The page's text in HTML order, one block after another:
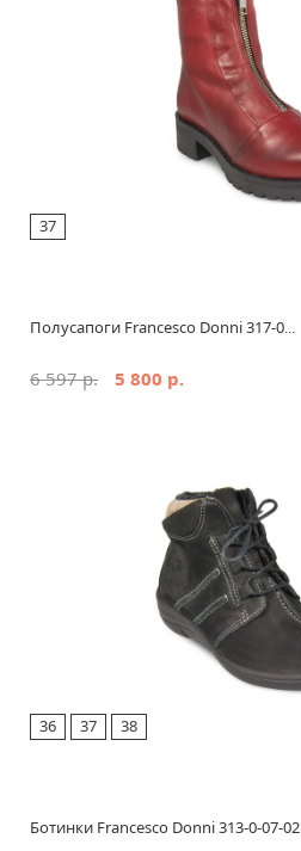
37
Полусапоги Francesco Donni 317-0...
6 597 р. 5 800 р.
36 37 38
Ботинки Francesco Donni 313-0-07-02